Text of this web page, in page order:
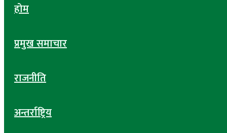
होम
प्रमुख समाचार
राजनीति
अन्तर्राष्ट्रिय